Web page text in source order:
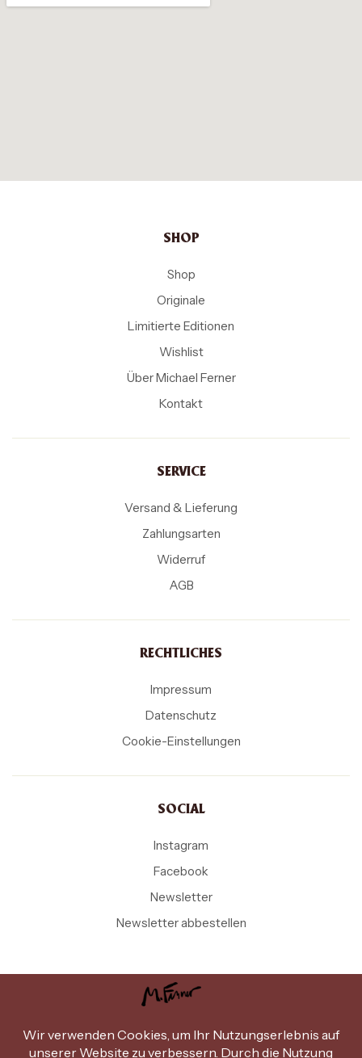
SHOP
Shop
Originale
Limitierte Editionen
Wishlist
Über Michael Ferner
Kontakt
SERVICE
Versand & Lieferung
Zahlungsarten
Widerruf
AGB
RECHTLICHES
Impressum
Datenschutz
Cookie-Einstellungen
SOCIAL
Instagram
Facebook
Newsletter
Newsletter abbestellen
Copyright Michael Ferner © 2026.Design bymiammiam.at